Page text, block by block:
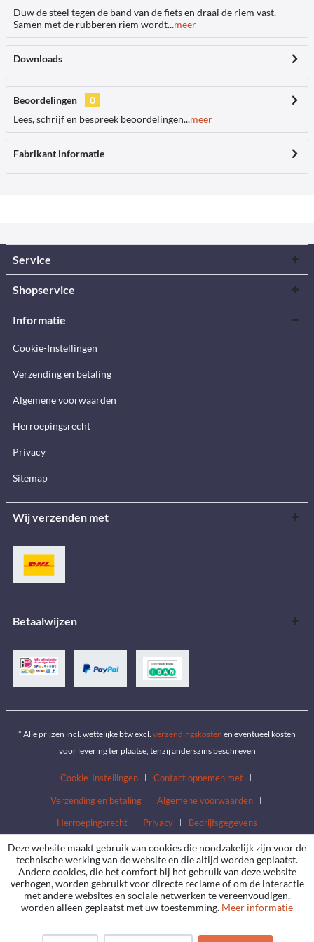
Duw de steel tegen de band van de fiets en draai de riem vast.
Samen met de rubberen riem wordt...meer
Downloads
Beoordelingen
0
Lees, schrijf en bespreek beoordelingen...meer
Fabrikant informatie
Service
Shopservice
Informatie
Cookie-Instellingen
Verzending en betaling
Algemene voorwaarden
Herroepingsrecht
Privacy
Sitemap
Wij verzenden met
Betaalwijzen
* Alle prijzen incl. wettelijke btw excl. verzendingskosten en eventueel kosten
voor levering ter plaatse, tenzij anderszins beschreven
Cookie-Instellingen
Contact opnemen met
Verzending en betaling
Algemene voorwaarden
Herroepingsrecht
Privacy Bedrijfsgegevens
Deze website maakt gebruik van cookies die noodzakelijk zijn voor de
technische werking van de website en die altijd worden geplaatst.
Andere cookies, die het comfort bij het gebruik van deze website
verhogen, worden gebruikt voor directe reclame of om de interactie
met andere websites en sociale netwerken te vereenvoudigen,
worden alleen geplaatst met uw toestemming. Meer informatie